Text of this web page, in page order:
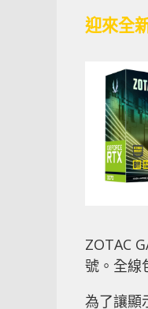
迎來全
ZOTAC
號。全線
為了讓顯